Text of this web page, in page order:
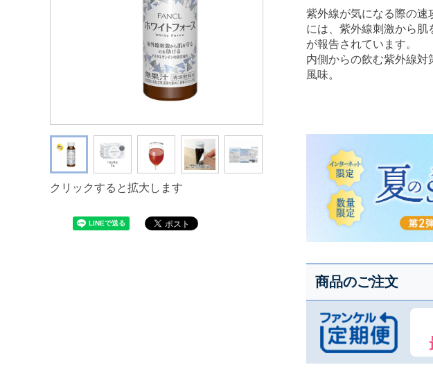
クリックすると拡大します
紫外線が気になる際の速
には、紫外線刺激から
が報告されています。
内側からの飲む紫外線
風味。
商品のご注文